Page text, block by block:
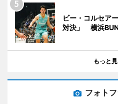
ビー・コルセア
対決」 横浜
もっと
フォト